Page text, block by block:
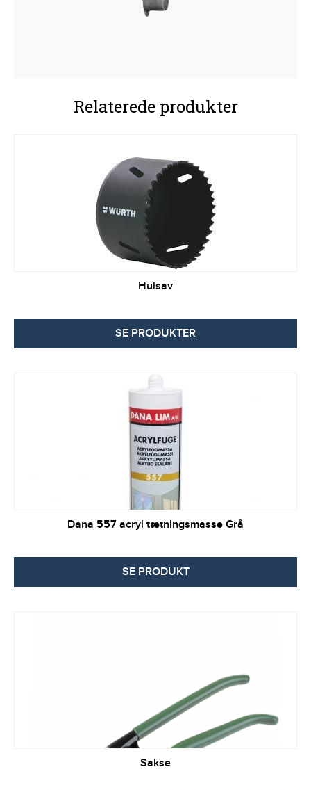
Relaterede produkter
Hulsav
SE PRODUKTER
Dana 557 acryl tætningsmasse Grå
SE PRODUKT
Sakse